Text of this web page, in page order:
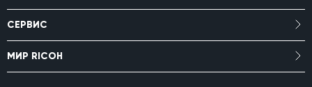
СЕРВИС
МИР RICOH